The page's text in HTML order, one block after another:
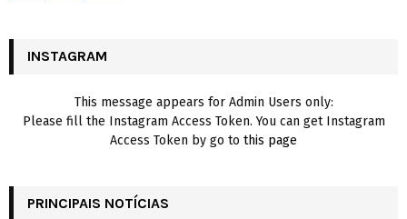
INSTAGRAM
This message appears for Admin Users only:
Please fill the Instagram Access Token. You can get Instagram
Access Token by go to this page
PRINCIPAIS NOTÍCIAS